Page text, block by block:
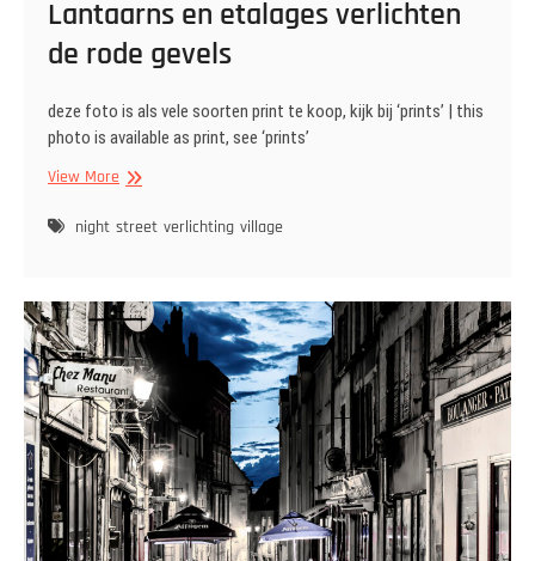
Lantaarns en etalages verlichten
de rode gevels
deze foto is als vele soorten print te koop, kijk bij ‘prints’ | this
photo is available as print, see ‘prints’
View MoreLantaarns
etalages
rode
gevels
night street verlichting village